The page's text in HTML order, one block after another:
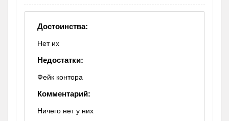
Достоинства:
Нет их
Недостатки:
Фейк контора
Комментарий:
Ничего нет у них